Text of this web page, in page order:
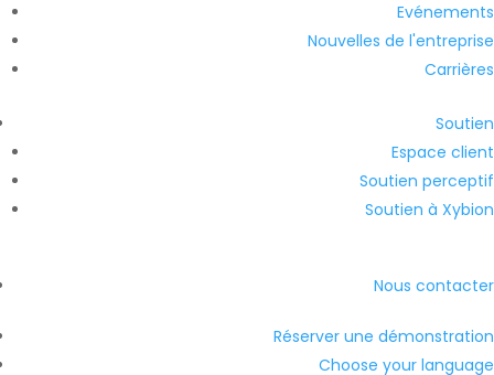
Evénements
Nouvelles de l'entreprise
Carrières
Soutien
Espace client
Soutien perceptif
Soutien à Xybion
Nous contacter
Réserver une démonstration
Choose your language